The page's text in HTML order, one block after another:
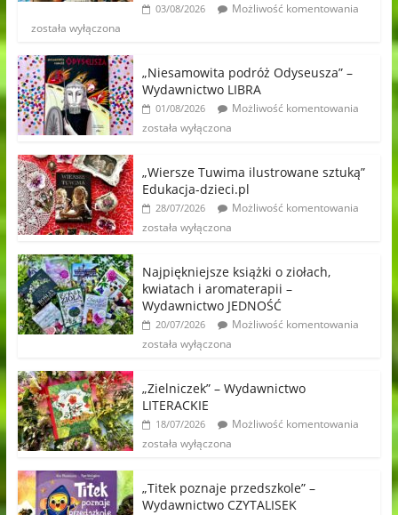
03/08/2026
Możliwość komentowania
została wyłączona
„Niesamowita podróż Odyseusza” –
Wydawnictwo LIBRA
01/08/2026
Możliwość komentowania
została wyłączona
„Wiersze Tuwima ilustrowane sztuką”
Edukacja-dzieci.pl
28/07/2026
Możliwość komentowania
została wyłączona
Najpiękniejsze książki o ziołach,
kwiatach i aromaterapii –
Wydawnictwo JEDNOŚĆ
20/07/2026
Możliwość komentowania
została wyłączona
„Zielniczek” – Wydawnictwo
LITERACKIE
18/07/2026
Możliwość komentowania
została wyłączona
„Titek poznaje przedszkole” –
Wydawnictwo CZYTALISEK